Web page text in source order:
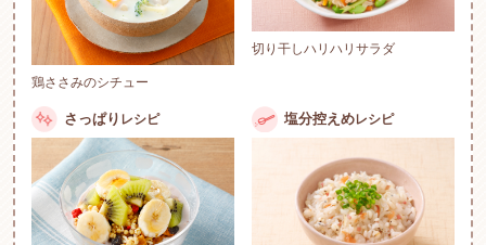
鶏ささみのシチュー
切り干しハリハリサラダ
さっぱり レシピ 塩分控えめレシピ